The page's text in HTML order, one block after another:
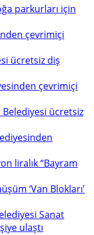
parkurları için
çevrimiçi
ücretsiz diş
çevrimiçi
ücretsiz
liralık “Bayram
‘Van Blokları’
Sanat
ulaştı